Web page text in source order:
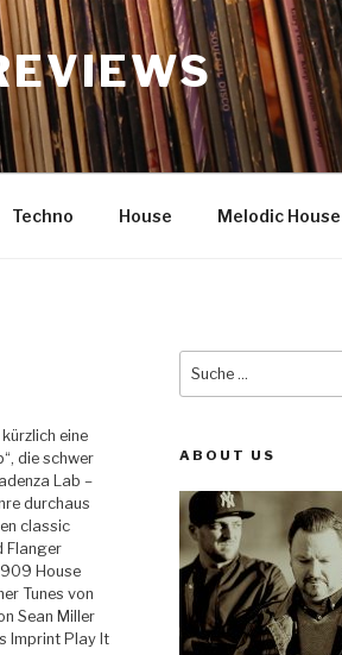
Techno House Melodic
eine
die schwer
Lab –
durchaus
classic
Flanger
House
Tunes von
Sean Miller
Imprint Play It
Suche
ABOUT US